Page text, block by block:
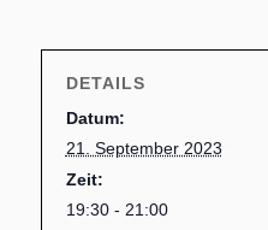
DETAILS
Datum:
21. September 2023
Zeit:
19:30 - 21:00